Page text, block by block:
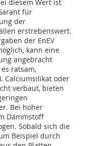
diesem Wert ist
für
der
erstrebenswert.
der EnEV
kann eine
angebracht
ratsam,
Calciumsilikat oder
verbaut, bieten
Bei hoher
Dämmstoff
Sobald sich die
Beispiel durch